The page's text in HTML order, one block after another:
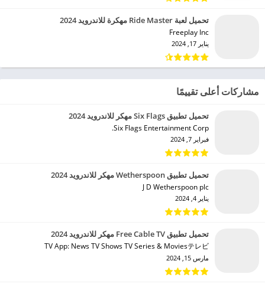
تحميل لعبة Ride Master مهكرة للاندرويد 2024
Freeplay Inc‏
يناير 17, 2024
مشاركات أعلى تقييمًا
تحميل تطبيق Six Flags مهكر للاندرويد 2024
Six Flags Entertainment Corp.‏
فبراير 7, 2024
تحميل تطبيق Wetherspoon مهكر للاندرويد 2024
J D Wetherspoon plc‏
يناير 4, 2024
تحميل تطبيق Free Cable TV مهكر للاندرويد 2024
TV App: News TV Shows TV Series & Moviesテレビ‏
مارس 15, 2024